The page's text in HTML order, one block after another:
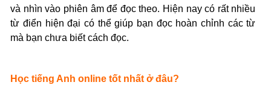
và nhìn vào phiên âm để đọc theo. Hiện nay có rất nhiều
từ điển hiện đại có thể giúp bạn đọc hoàn chỉnh các từ
mà bạn chưa biết cách đọc.
Học tiếng Anh online tốt nhất ở đâu?